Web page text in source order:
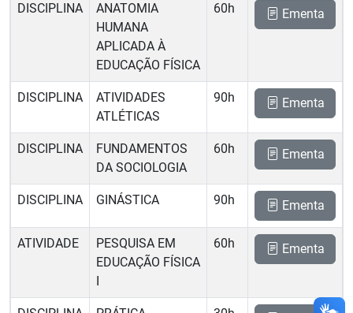
DISCIPLINA
ANATOMIA
HUMANA
APLICADA À
EDUCAÇÃO FÍSICA
60h Ementa
DISCIPLINA
ATIVIDADES
ATLÉTICAS
90h Ementa
DISCIPLINA
FUNDAMENTOS
DA SOCIOLOGIA
60h Ementa
DISCIPLINA GINÁSTICA 90h Ementa
ATIVIDADE
PESQUISA EM
EDUCAÇÃO FÍSICA
I
60h Ementa